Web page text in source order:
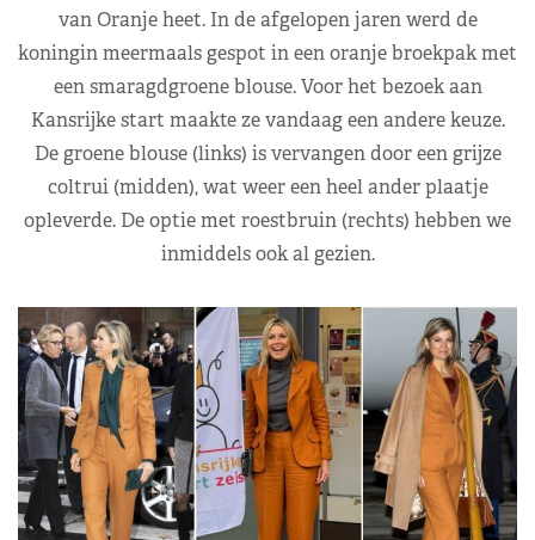
van Oranje heet. In de afgelopen jaren werd de
koningin meermaals gespot in een oranje broekpak met
een smaragdgroene blouse. Voor het bezoek aan
Kansrijke start maakte ze vandaag een andere keuze.
De groene blouse (links) is vervangen door een grijze
coltrui (midden), wat weer een heel ander plaatje
opleverde. De optie met roestbruin (rechts) hebben we
inmiddels ook al gezien.